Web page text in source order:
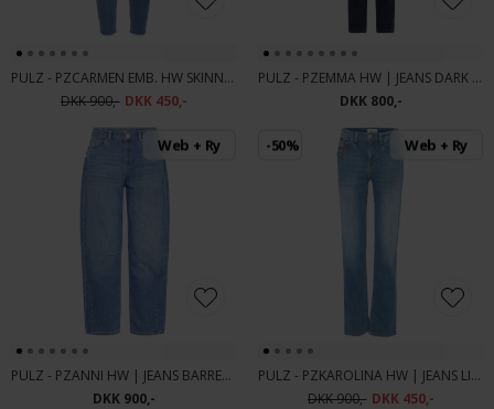
PULZ - PZCARMEN EMB. HW SKINNY | JEANS LIGHT BLUE DENIM
DKK 900,- DKK 450,-
PULZ - PZEMMA HW | JEANS DARK BLUE DENIM
DKK 800,-
Web + Ry
PULZ - PZANNI HW | JEANS BARREL LEG MEDIUM BLUE DENIM
DKK 900,-
-50% Web + Ry
PULZ - PZKAROLINA HW | JEANS LIGHT BLUE
DKK 900,- DKK 450,-